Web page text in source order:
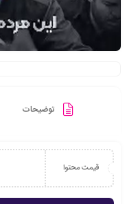
توضیحات
قیمت محتوا